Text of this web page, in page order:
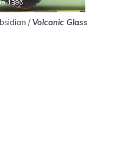
/Volcanic Glass